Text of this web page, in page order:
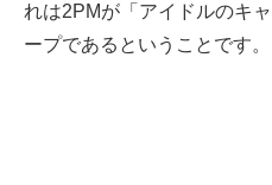
れは2PMが「アイドルのキ
ープであるということです。